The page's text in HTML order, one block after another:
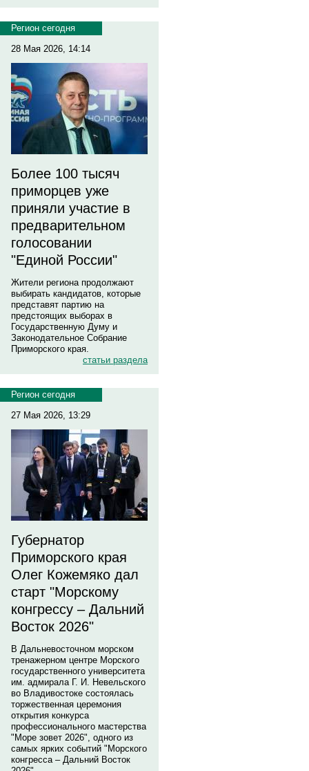
Регион сегодня
28 Мая 2026, 14:14
Более 100 тысяч
приморцев уже
приняли участие в
предварительном
голосовании
"Единой России"
Жители региона продолжают
выбирать кандидатов, которые
представят партию на
предстоящих выборах в
Государственную Думу и
Законодательное Собрание
Приморского края.
статьи раздела
Регион сегодня
27 Мая 2026, 13:29
Губернатор
Приморского края
Олег Кожемяко дал
старт "Морскому
конгрессу – Дальний
Восток 2026"
В Дальневосточном морском
тренажерном центре Морского
государственного университета
им. адмирала Г. И. Невельского
во Владивостоке состоялась
торжественная церемония
открытия конкурса
профессионального мастерства
"Море зовет 2026", одного из
самых ярких событий "Морского
конгресса – Дальний Восток